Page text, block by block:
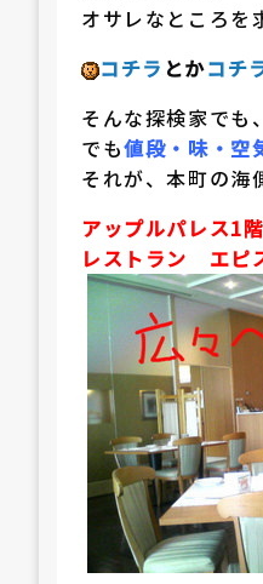
オサレなところを
コチラ とかコチ
そんな探検家でも
でも値段・味・空
それが、本町の海
アップルパレス1階
レストラン エピ